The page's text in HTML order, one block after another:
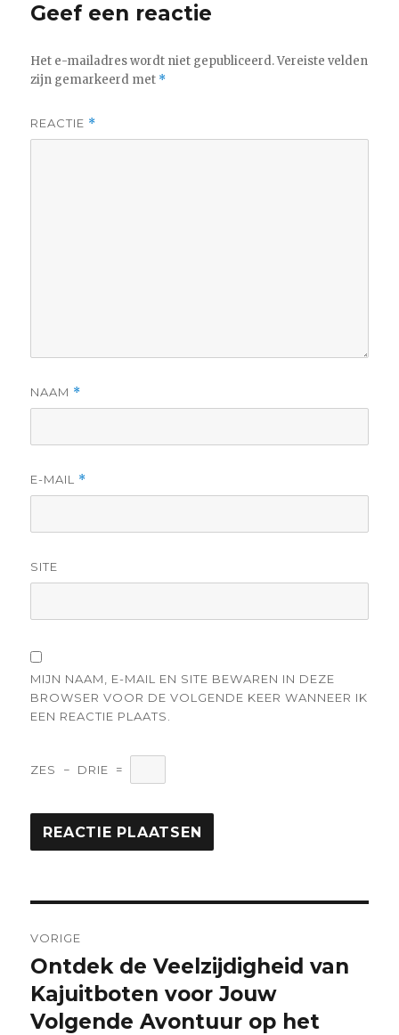
Geef een reactie
Het e-mailadres wordt niet gepubliceerd. Vereiste velden
zijn gemarkeerd met *
REACTIE *
NAAM *
E-MAIL *
SITE
MIJN NAAM, E-MAIL EN SITE BEWAREN IN DEZE
BROWSER VOOR DE VOLGENDE KEER WANNEER IK
EEN REACTIE PLAATS.
ZES − DRIE =
VORIGE
Vorige
bericht:
Ontdek de Veelzijdigheid van
Kajuitboten voor Jouw
Volgende Avontuur op het